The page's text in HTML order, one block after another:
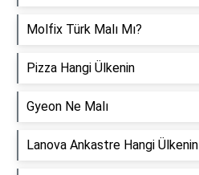
Molfix Türk Malı Mı?
Pizza Hangi Ülkenin
Gyeon Ne Malı
Lanova Ankastre Hangi Ülkenin